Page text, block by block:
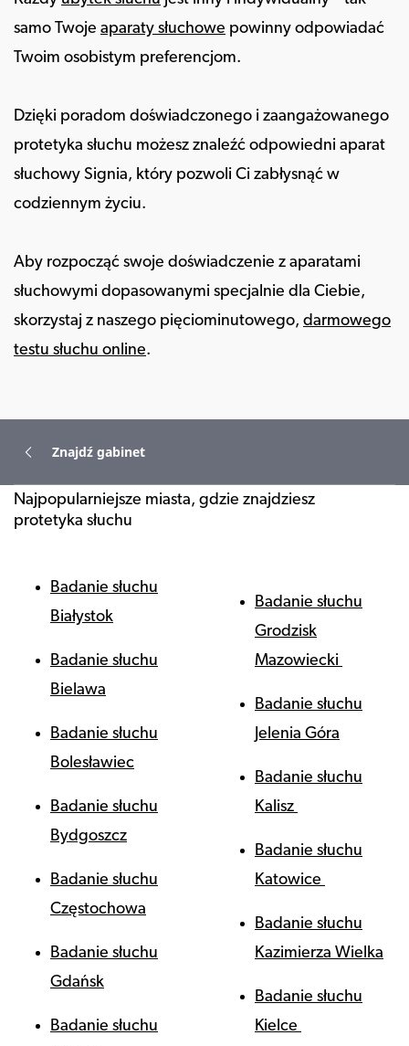
samo Twoje aparaty słuchowe powinny odpowiadać
Twoim osobistym preferencjom.
Dzięki poradom doświadczonego i zaangażowanego
protetyka słuchu możesz znaleźć odpowiedni aparat
słuchowy Signia, który pozwoli Ci zabłysnąć w
codziennym życiu.
Aby rozpocząć swoje doświadczenie z aparatami
słuchowymi dopasowanymi specjalnie dla Ciebie,
skorzystaj z naszego pięciominutowego, darmowego
testu słuchu online.
Znajdź gabinet
Najpopularniejsze miasta, gdzie znajdziesz
protetyka słuchu
Badanie słuchu
Białystok
Badanie słuchu
Bielawa
Badanie słuchu
Bolesławiec
Badanie słuchu
Bydgoszcz
Badanie słuchu
Częstochowa
Badanie słuchu
Gdańsk
Badanie słuchu
Badanie słuchu
Grodzisk
Mazowiecki
Badanie słuchu
Jelenia Góra
Badanie słuchu
Kalisz
Badanie słuchu
Katowice
Badanie słuchu
Kazimierza Wielka
Badanie słuchu
Kielce